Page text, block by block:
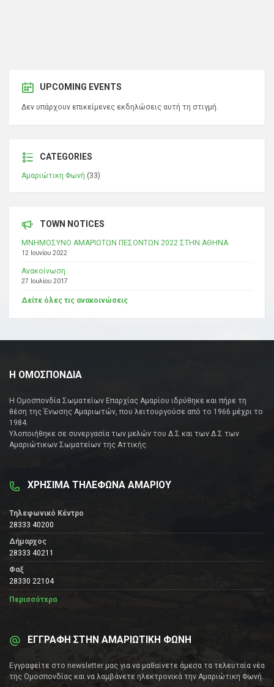
UPCOMING EVENTS
Δεν υπάρχουν επικείμενες εκδηλώσεις αυτή τη στιγμή.
CATEGORIES
Αμαριώτικη Φωνή (33)
TOWN NOTICES
ΜΝΗΜΟΣΥΝΟ ΑΜΑΡΙΩΤΩΝ ΠΕΣΟΝΤΩΝ 2022 ΣΤΗΝ ΑΘΗΝΑ
12 Ιουνίου 2022
Ανακοίνωση
27 Ιουλίου 2017
Δείτε όλες τις ανακοινώσεις
Η ΟΜΟΣΠΟΝΔΙΑ
Η Ομοσπονδία Σωματείων Επαρχίας Αμαρίου ιδρύθηκε και πήρε τη
θέση της Ένωσης Αμαριωτών, που λειτουργούσε από το 1966 μέχρι το
1984.
Υλοποιήθηκε σε συνεργασία των μελών του Δ.Σ και των Δ.Σ των
Αμαριώτικων Σωματείων της Αττικής.
ΧΡΗΣΙΜΑ ΤΗΛΕΦΩΝΑ ΑΜΑΡΙΟΥ
Τηλεφωνικό Κέντρο
28333 40200
Δήμαρχος
28333 40211
Φαξ
28330 22104
Περισσότερα
ΕΓΓΡΑΦΗ ΣΤΗΝ ΑΜΑΡΙΩΤΙΚΗ ΦΩΝΗ
Εγγραφείτε στο newsletter μας για να μαθαίνετε άμεσα τα τελευταία νέα
της Ομοσπονδίας και να λαμβάνετε ηλεκτρονικά την Αμαριώτικη Φωνή.